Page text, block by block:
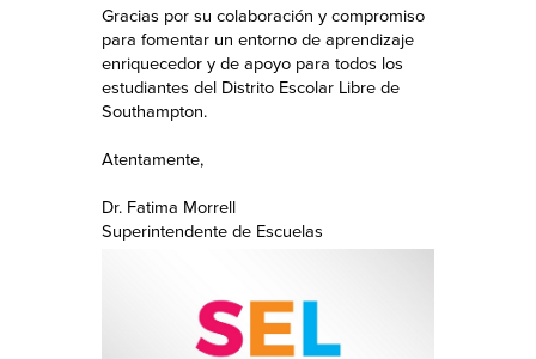
Gracias por su colaboración y compromiso
para fomentar un entorno de aprendizaje
enriquecedor y de apoyo para todos los
estudiantes del Distrito Escolar Libre de
Southampton.
Atentamente,
Dr. Fatima Morrell
Superintendente de Escuelas